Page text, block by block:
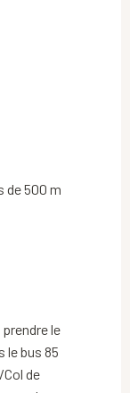
de 500 m
le
le bus 85
de